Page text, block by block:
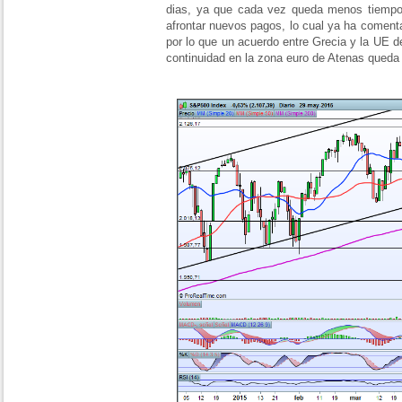
dias, ya que cada vez queda menos
afrontar nuevos pagos, lo cual ya ha
por lo que un acuerdo entre Grecia y la UE
continuidad en la zona euro de Atenas